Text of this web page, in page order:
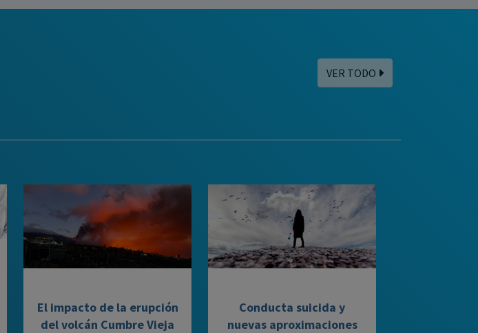
VER TODO
El impacto de la erupción
del volcán Cumbre Vieja
Conducta suicida y
nuevas aproximaciones